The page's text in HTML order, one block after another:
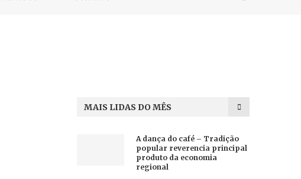
MAIS LIDAS DO MÊS
A dança do café – Tradição
popular reverencia principal
produto da economia
regional